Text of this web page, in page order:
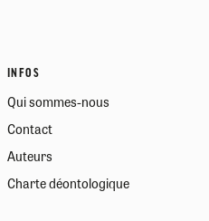
INFOS
Qui sommes-nous
Contact
Auteurs
Charte déontologique